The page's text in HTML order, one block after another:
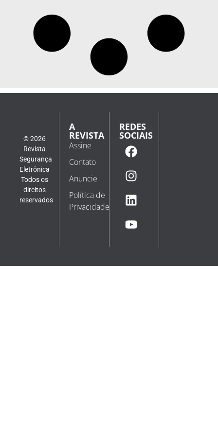
© 2026
Revista
Segurança
Eletrônica
Todos os
direitos
reservados
A
REVISTA
Assine
Contato
Anuncie
Política de
Privacidade
REDES
SOCIAIS